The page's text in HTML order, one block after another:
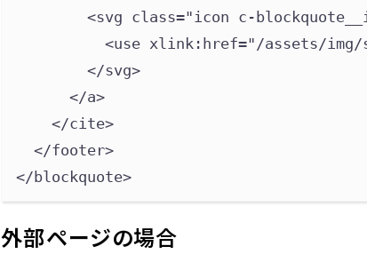
<svg class="icon c-
<use xlink:href=" /assets/
</svg>
</a>
</cite>
</footer>
</blockquote>
外部ページの場合